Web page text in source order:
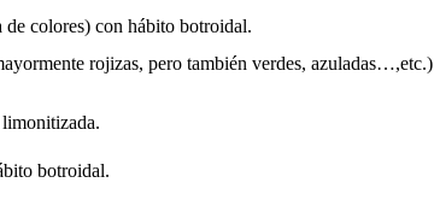
colores) con hábito botroidal.
rojizas, pero también verdes, azuladas…,etc.)
botroidal.